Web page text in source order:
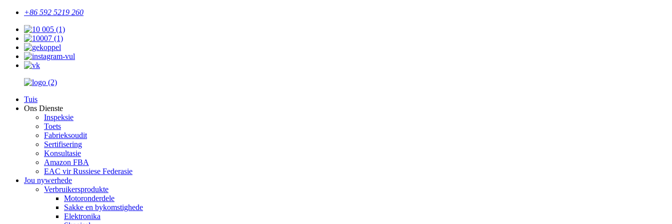
+86 592 5219 260
Tuis
Ons Dienste
Inspeksie
Toets
Fabrieksoudit
Sertifisering
Konsultasie
Amazon FBA
EAC vir Russiese Federasie
Jou nywerhede
Verbruikersprodukte
Motoronderdele
Sakke en bykomstighede
Elektronika